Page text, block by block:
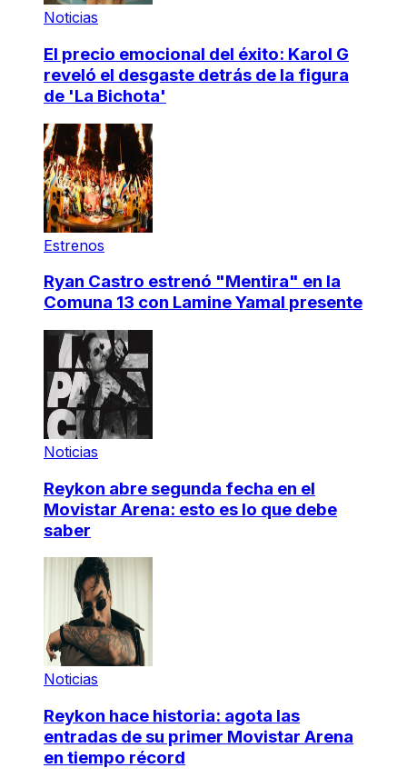
Noticias
El precio emocional del éxito: Karol G
reveló el desgaste detrás de la figura
de 'La Bichota'
Estrenos
Ryan Castro estrenó "Mentira" en la
Comuna 13 con Lamine Yamal presente
Noticias
Reykon abre segunda fecha en el
Movistar Arena: esto es lo que debe
saber
Noticias
Reykon hace historia: agota las
entradas de su primer Movistar Arena
en tiempo récord